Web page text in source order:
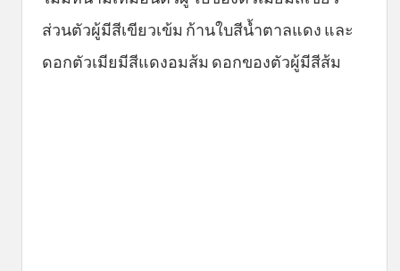
ส่วนตัวผู้มีสีเขียวเข้ม ก้านใบสีน้ำตาลแดง และ
ดอกตัวเมียมีสีแดงอมส้ม ดอกของตัวผู้มีสีส้ม